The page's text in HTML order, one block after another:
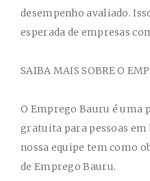
desempenho avaliado.
esperada de empresas
SAIBA MAIS SOBRE O
O Emprego Bauru é uma
gratuita para pessoas em
nossa equipe tem como
de Emprego Bauru.